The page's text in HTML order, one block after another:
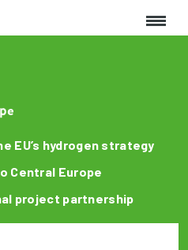
EU’s hydrogen strategy
Central Europe
project partnership